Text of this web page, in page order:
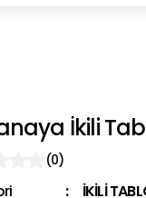
İkili
(0)
İKİLİ